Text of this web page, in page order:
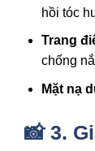
hồi tóc
Trang
chống
Mặt nạ
📸 3.